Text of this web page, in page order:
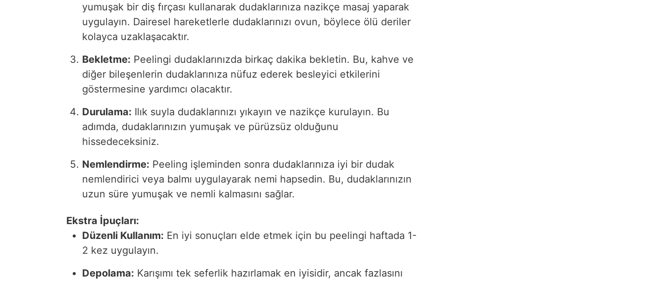
yumuşak bir diş fırçası kullanarak dudaklarınıza nazikçe masaj yaparak
uygulayın. Dairesel hareketlerle dudaklarınızı ovun, böylece ölü deriler
kolayca uzaklaşacaktır.
Bekletme: Peelingi dudaklarınızda birkaç dakika bekletin. Bu, kahve ve
diğer bileşenlerin dudaklarınıza nüfuz ederek besleyici etkilerini
göstermesine yardımcı olacaktır.
Durulama: Ilık suyla dudaklarınızı yıkayın ve nazikçe kurulayın. Bu
adımda, dudaklarınızın yumuşak ve pürüzsüz olduğunu
hissedeceksiniz.
Nemlendirme: Peeling işleminden sonra dudaklarınıza iyi bir dudak
nemlendirici veya balmı uygulayarak nemi hapsedin. Bu, dudaklarınızın
uzun süre yumuşak ve nemli kalmasını sağlar.
Ekstra İpuçları:
Düzenli Kullanım: En iyi sonuçları elde etmek için bu peelingi haftada 1-
2 kez uygulayın.
Depolama: Karışımı tek seferlik hazırlamak en iyisidir, ancak fazlasını